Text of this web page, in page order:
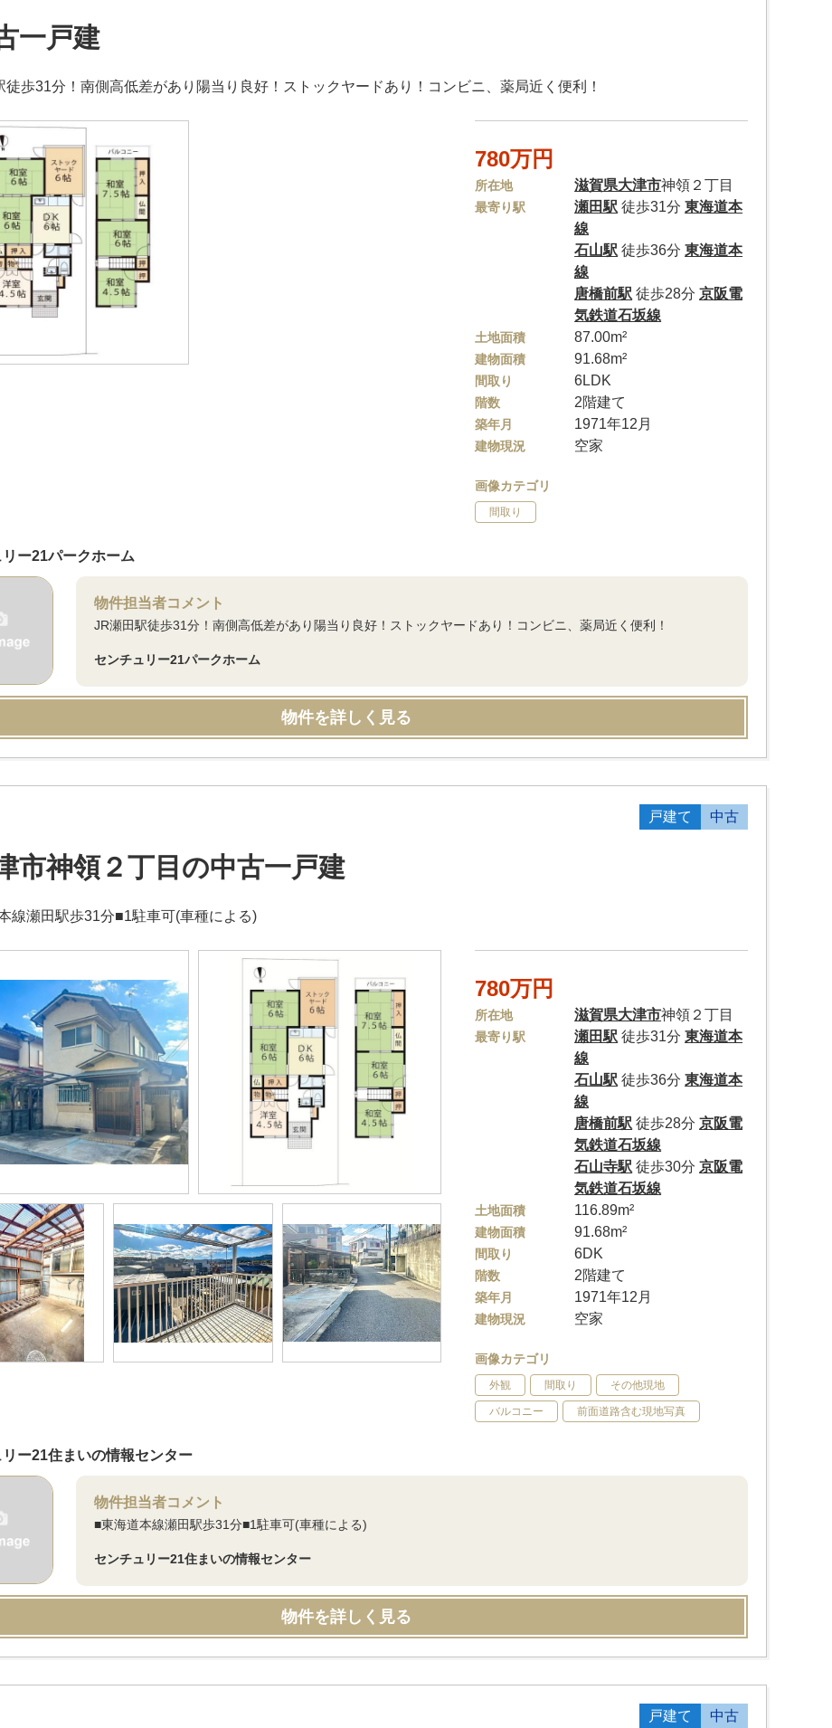
一戸建
徒歩31分！南側高低差があり陽当り良好！ストックヤードあり！コンビニ、薬局近く便利！
780万円
所在地 滋賀県大津市神領２丁目
最寄り駅 瀬田駅 徒歩31分東海道本
線
石山駅 徒歩36分東海道本
線
唐橋前駅 徒歩28分京阪電
気鉄道石坂線
土地面積 87.00m²
建物面積 91.68m²
間取り 6LDK
階数 2階建て
築年月 1971年12月
建物現況 空家
画像カテゴリ
間取り
ー21パークホーム
物件担当者コメント
JR瀬田駅徒歩31分！南側高低差があり陽当り良好！ストックヤードあり！コンビニ、薬局近く便利！
センチュリー21パークホーム
物件を詳しく見る
戸建て 中古
市神領２丁目の中古一戸建
線瀬田駅歩31分■1駐車可(車種による)
780万円
所在地 滋賀県大津市神領２丁目
最寄り駅 瀬田駅 徒歩31分東海道本
線
石山駅 徒歩36分東海道本
線
唐橋前駅 徒歩28分京阪電
気鉄道石坂線
石山寺駅 徒歩30分京阪電
気鉄道石坂線
土地面積 116.89m²
建物面積 91.68m²
間取り 6DK
階数 2階建て
築年月 1971年12月
建物現況 空家
画像カテゴリ
外観 間取り その他現地
バルコニー 前面道路含む現地写真
ー21住まいの情報センター
物件担当者コメント
■東海道本線瀬田駅歩31分■1駐車可(車種による)
センチュリー21住まいの情報センター
物件を詳しく見る
戸建て 中古